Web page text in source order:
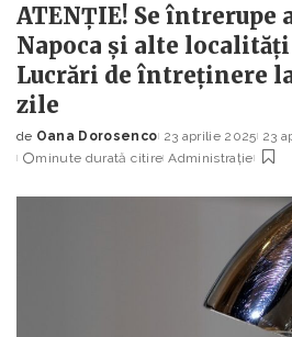
ATENȚIE! Se întrerupe
Napoca și alte
Lucrări de întreținere
zile
Posted
by
de Oana Dorosenco 23 aprilie 2025 23
minute durată citire Administrație